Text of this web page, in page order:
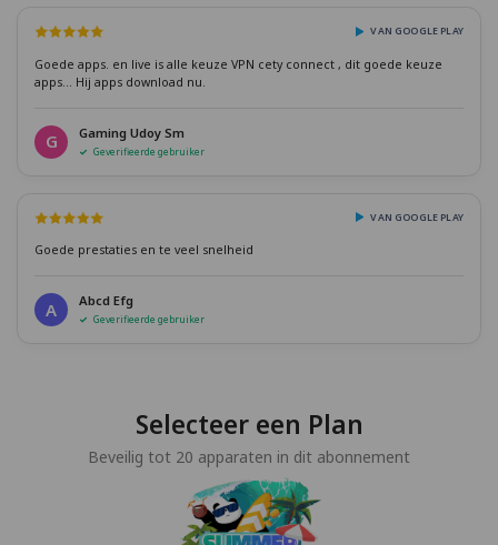
VAN GOOGLE PLAY
Goede apps. en live is alle keuze VPN cety connect , dit goede keuze
apps... Hij apps download nu.
G Gaming Udoy Sm
Geverifieerde gebruiker
VAN GOOGLE PLAY
Goede prestaties en te veel snelheid
A Abcd Efg
Geverifieerde gebruiker
Selecteer een Plan
Beveilig tot 20 apparaten in dit abonnement